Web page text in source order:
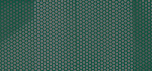
NAVIGATION.ARIA.GOTOMAINCONTENT